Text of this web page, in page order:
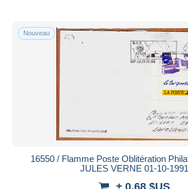
Nouveau
16550 / Flamme Poste Oblitération
JULES VERNE 01-10-1991
± 0,68 $US